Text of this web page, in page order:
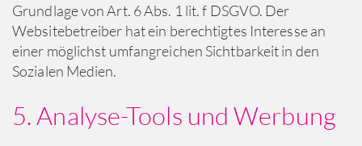
Grundlage von Art. 6 Abs. 1 lit. f DSGVO. Der
Websitebetreiber hat ein berechtigtes Interesse an
einer möglichst umfangreichen Sichtbarkeit in den
Sozialen Medien.
5. Analyse-Tools und Werbung